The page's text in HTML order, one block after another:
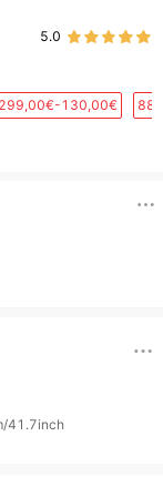
5.0
130,00€